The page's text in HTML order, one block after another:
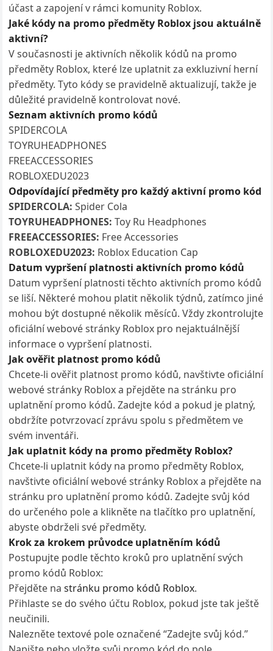
účast a zapojení v rámci komunity Roblox.
Jaké kódy na promo předměty Roblox jsou aktuálně
aktivní?
V současnosti je aktivních několik kódů na promo
předměty Roblox, které lze uplatnit za exkluzivní herní
předměty. Tyto kódy se pravidelně aktualizují, takže je
důležité pravidelně kontrolovat nové.
Seznam aktivních promo kódů
SPIDERCOLA
TOYRUHEADPHONES
FREEACCESSORIES
ROBLOXEDU2023
Odpovídající předměty pro každý aktivní promo kód
SPIDERCOLA: Spider Cola
TOYRUHEADPHONES: Toy Ru Headphones
FREEACCESSORIES: Free Accessories
ROBLOXEDU2023: Roblox Education Cap
Datum vypršení platnosti aktivních promo kódů
Datum vypršení platnosti těchto aktivních promo kódů
se liší. Některé mohou platit několik týdnů, zatímco jiné
mohou být dostupné několik měsíců. Vždy zkontrolujte
oficiální webové stránky Roblox pro nejaktuálnější
informace o vypršení platnosti.
Jak ověřit platnost promo kódů
Chcete-li ověřit platnost promo kódů, navštivte oficiální
webové stránky Roblox a přejděte na stránku pro
uplatnění promo kódů. Zadejte kód a pokud je platný,
obdržíte potvrzovací zprávu spolu s předmětem ve
svém inventáři.
Jak uplatnit kódy na promo předměty Roblox?
Chcete-li uplatnit kódy na promo předměty Roblox,
navštivte oficiální webové stránky Roblox a přejděte na
stránku pro uplatnění promo kódů. Zadejte svůj kód
do určeného pole a klikněte na tlačítko pro uplatnění,
abyste obdrželi své předměty.
Krok za krokem průvodce uplatněním kódů
Postupujte podle těchto kroků pro uplatnění svých
promo kódů Roblox:
Přejděte nastránku promo kódů Roblox.
Přihlaste se do svého účtu Roblox, pokud jste tak ještě
neučinili.
Nalezněte textové pole označené “Zadejte svůj kód.”